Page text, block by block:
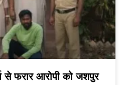
से फरार आरोपी को जशपुर